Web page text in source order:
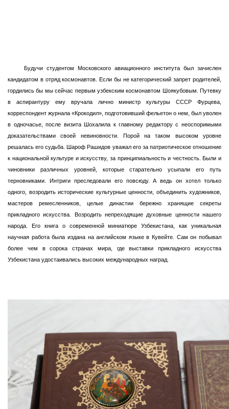
Будучи студентом Московского авиационного института был зачислен
кандидатом в отряд космонавтов. Если бы не категорический запрет родителей,
гордились бы мы сейчас первым узбекским космонавтом Шоякубовым. Путевку
в аспирантуру ему вручала лично министр культуры СССР Фурцева,
корреспондент журнала «Крокодил», подготовивший фельетон о нем, был уволен
в одночасье, после визита Шохалила к главному редактору с неоспоримыми
доказательствами своей невиновности. Порой на таком высоком уровне
решалась его судьба. Шароф Рашидов уважал его за патриотическое отношение
к национальной культуре и искусству, за принципиальность и честность. Были и
чиновники различных уровней, которые старательно усыпали его путь
терновниками. Интриги преследовали его повсюду. А ведь он хотел только
одного, возродить исторические культурные ценности, объединить художников,
мастеров ремесленников, целые династии бережно хранящие секреты
прикладного искусства. Возродить непреходящие духовные ценности нашего
народа. Его книга о современной миниатюре Узбекистана, как уникальная
научная работа была издана на английском языке в Кувейте. Сам он побывал
более чем в сорока странах мира, где выставки прикладного искусства
Узбекистана удостаивались высоких международных наград.